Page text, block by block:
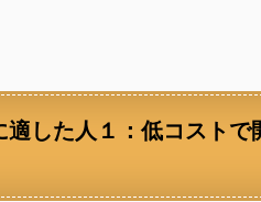
した人１：低コスト